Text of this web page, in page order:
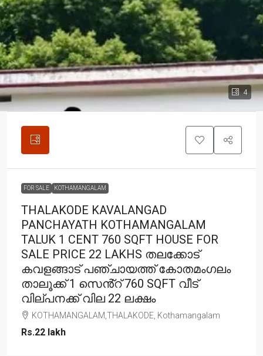
4
FOR SALE KOTHAMANGALAM
THALAKODE KAVALANGAD
PANCHAYATH KOTHAMANGALAM
TALUK 1 CENT 760 SQFT HOUSE FOR
SALE PRICE 22 LAKHS തലക്കോട്
കവളങ്ങാട് പഞ്ചായത്ത് കോതമംഗലം
താലൂക്ക് 1 സെൻ്റ് 760 SQFT വീട്
വില്പനക്ക് വില 22 ലക്ഷം
KOTHAMANGALAM,THALAKODE, Kothamangalam
Rs.22 lakh